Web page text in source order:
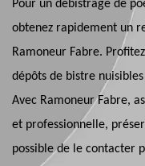
Pour un débistrage de
obtenez rapidement un
Ramoneur Fabre.
dépôts de bistre
Avec Ramoneur Fabre,
et professionnelle,
possible de le contacter